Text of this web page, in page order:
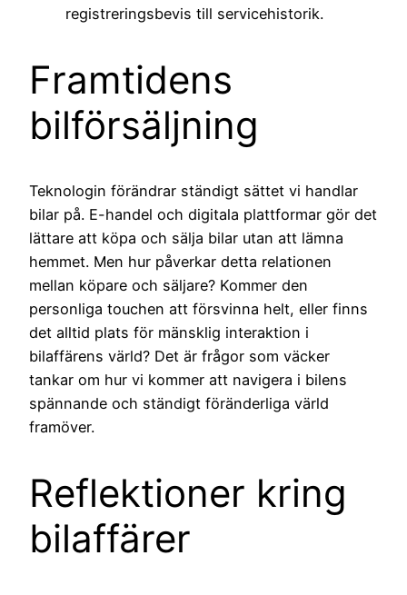
registreringsbevis till servicehistorik.
Framtidens
bilförsäljning
Teknologin förändrar ständigt sättet vi handlar
bilar på. E-handel och digitala plattformar gör det
lättare att köpa och sälja bilar utan att lämna
hemmet. Men hur påverkar detta relationen
mellan köpare och säljare? Kommer den
personliga touchen att försvinna helt, eller finns
det alltid plats för mänsklig interaktion i
bilaffärens värld? Det är frågor som väcker
tankar om hur vi kommer att navigera i bilens
spännande och ständigt föränderliga värld
framöver.
Reflektioner kring
bilaffärer